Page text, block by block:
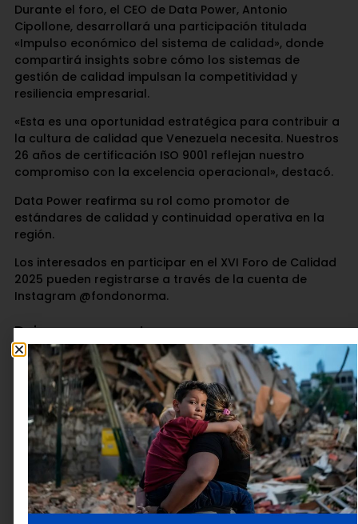
Durante el foro, el CEO de Data Power, Antonio
Cipollone, desarrollará una participación titulada
«Impulso económico del sistema de calidad», donde
compartirá insights sobre cómo los sistemas de
gestión de calidad impulsan la competitividad y
resiliencia empresarial.
«Esta es una oportunidad estratégica para contribuir a
la cultura de calidad que Venezuela necesita. Nuestros
26 años de certificación ISO 9001 reflejan nuestro
compromiso con la excelencia operacional», destacó.
Data Power reafirma su rol como promotor de
estándares de calidad y continuidad operativa en la
región.
Los interesados en participar en el XVI Foro de Calidad
2025 pueden registrarse a través de la cuenta de
Instagram @fondonorma.
Deja una respuesta
Tu dirección de correo electrónico no será publicada.
Los campos obligatorios están marcados con*
Comentario*